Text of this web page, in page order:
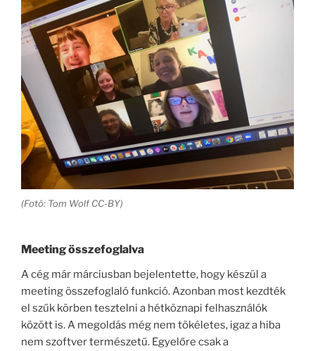
(Fotó: Tom Wolf CC-BY)
Meeting összefoglalva
A cég már márciusban bejelentette, hogy készül a
meeting összefoglaló funkció. Azonban most kezdték
el szűk körben tesztelni a hétköznapi felhasználók
között is. A megoldás még nem tökéletes, igaz a hiba
nem szoftver természetű. Egyelőre csak a